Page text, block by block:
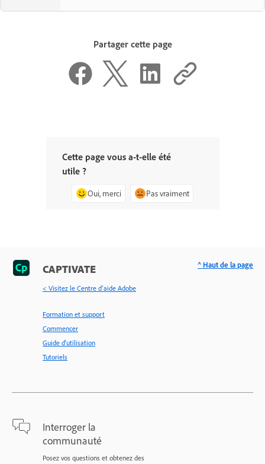
Partager cette page
Cette page vous a-t-elle été
utile ?
Oui, merci Pas vraiment
CAPTIVATE
< Visitez le Centre d’aide Adobe
Formation et support
Commencer
Guide d'utilisation
Tutoriels
Interroger la
communauté
Posez vos questions et obtenez des
^ Haut de la page